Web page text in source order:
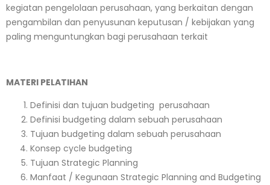
kegiatan pengelolaan perusahaan, yang berkaitan dengan
pengambilan dan penyusunan keputusan / kebijakan yang
paling menguntungkan bagi perusahaan terkait
MATERI PELATIHAN
Definisi dan tujuan budgeting perusahaan
Definisi budgeting dalam sebuah perusahaan
Tujuan budgeting dalam sebuah perusahaan
Konsep cycle budgeting
Tujuan Strategic Planning
Manfaat / Kegunaan Strategic Planning and Budgeting